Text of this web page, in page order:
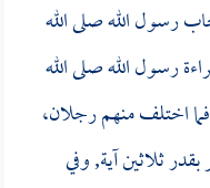
رسول الله صلى الله
رسول الله صلى الله
اختلف منهم رجلان،
ثلاثين آية, وفي